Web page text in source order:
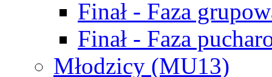
Finał - Faza
Finał - Faza
Młodzicy (MU13)